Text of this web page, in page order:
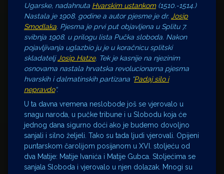
Ugarske, nadahnuta Hvarskim ustankom(1510.-1514.)
Nastala je 1908. godine a autor pjesme je dr. Josip
Smodlaka. Pjesma je prvi put objavljena u Splitu 7.
svibnja 1908. u prilogu lista Pučka sloboda. Nakon
pojavljivanja uglazbio ju je u koračnicu splitski
skladatelj Josip Hatze. Tek je kasnije na njezinim
osnovama nastala hrvatska revolucionarna pjesma
hvarskih i dalmatinskih partizana “Padaj silo i
nepravdo“.
U ta davna vremena neslobode još se vjerovalo u
snagu naroda, u pučke tribune i u Slobodu koja će
jednog dana sigurno doći ako je budemo dovoljno
sanjali i silno željeli. Tako su tada ljudi vjerovali. Opijeni
puntarskom čarolijom posijanom u XVI. stoljeću od
dva Matije: Matije Ivanića i Matije Gubca. Stoljećima se
sanjala Sloboda i vjerovalo u njen dolazak. Mnogi su